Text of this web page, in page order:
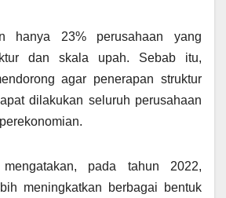
hanya 23% perusahaan yang
dan skala upah. Sebab itu,
agar penerapan struktur
dilakukan seluruh perusahaan
pada tahun 2022,
meningkatkan berbagai bentuk